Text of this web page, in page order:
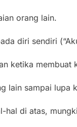
orang lain.
diri sendiri
ketika membuat
lain sampai lupa
hal di atas,